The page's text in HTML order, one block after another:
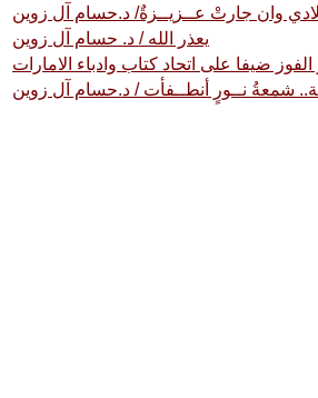
وان جارتْ عــزيــزةٌ/ د.حسام آل زوين
يعذر الله / د. حسام آل زوين
ضيفا على اتحاد كتاب وادباء الامارات
شمعةُ نــورٍ أنطــفأت / د.حسام آل زوين